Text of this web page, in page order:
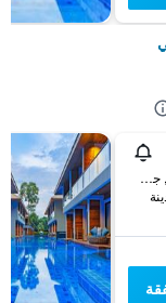
368 M.7 Pattaya Beach, جزيرة كو ليبي, تايلاند